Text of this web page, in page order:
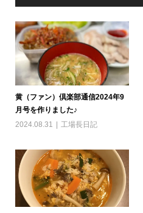
黄（ファン）倶楽部通信2024年9
月号を作りました♪
2024.08.31
工場長日記